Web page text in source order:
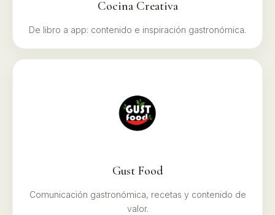
Cocina Creativa
De libro a app: contenido e inspiración gastronómica.
Gust Food
Comunicación gastronómica, recetas y contenido de
valor.